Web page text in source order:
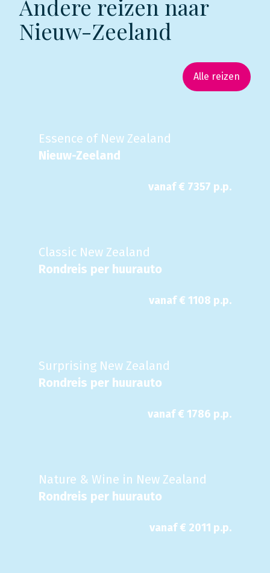
Andere reizen naar
Nieuw-Zeeland
Alle reizen
Essence of New Zealand
Nieuw-Zeeland
vanaf € 7357 p.p.
Classic New Zealand
Rondreis per huurauto
vanaf € 1108 p.p.
Surprising New Zealand
Rondreis per huurauto
vanaf € 1786 p.p.
Nature & Wine in New Zealand
Rondreis per huurauto
vanaf € 2011 p.p.